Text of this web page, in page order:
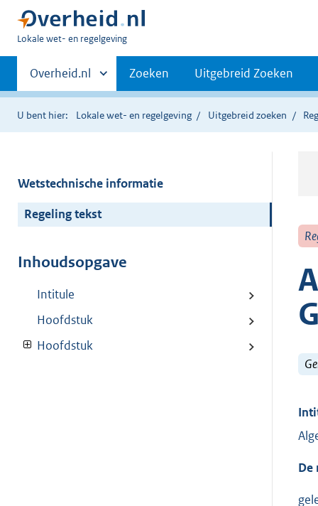
U
hier:
Lokale wet- en regelgeving
Primaire
navigatie
Andere
sites
binnen
Overheid.nl Zoeken Uitgebreid Zoeken
U bent hier: Lokale wet- en regelgeving Uitgebreid zoeken
Wetstechnische informatie
Regeling tekst
Inhoudsopgave
Intitule
Hoofdstuk
Hoofdstuk
De